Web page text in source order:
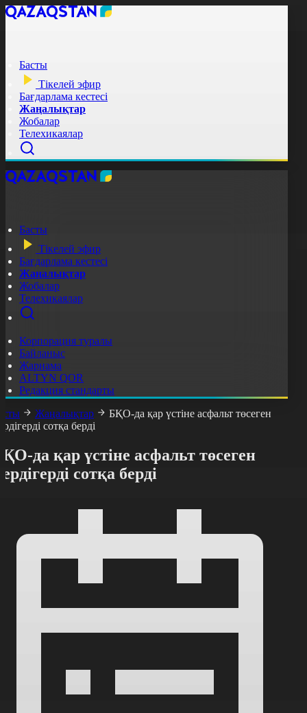
Басты
Тікелей эфир
Бағдарлама кестесі
Жаңалықтар
Жобалар
Телехикаялар
Басты
Тікелей эфир
Бағдарлама кестесі
Жаңалықтар
Жобалар
Телехикаялар
Корпорация туралы
Байланыс
Жарнама
ALTYN QOR
Редакция стандарты
Жаңалықтар
БҚО-да қар үстіне асфальт төсеген
сотқа берді
да қар үстіне асфальт төсеген
сотқа берді